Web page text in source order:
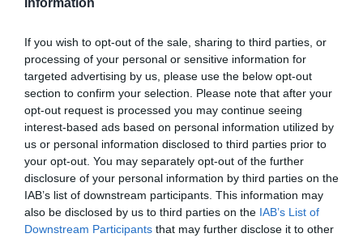
If you wish to opt-out of the sale, sharing to third parties, or
processing of your personal or sensitive information for
targeted advertising by us, please use the below opt-out
section to confirm your selection. Please note that after your
opt-out request is processed you may continue seeing
interest-based ads based on personal information utilized by
us or personal information disclosed to third parties prior to
your opt-out. You may separately opt-out of the further
disclosure of your personal information by third parties on the
IAB’s list of downstream participants. This information may
also be disclosed by us to third parties on the IAB’s List of
Downstream Participants that may further disclose it to other
προφυλάξει ως κόρη οφθαλμού απέναντι σε κινδύνους
που απειλούν την ιστορία των γλωσσών της, την
πολυμορφία της, την πολυδιάστατη αυτή της υπόσταση.
Σήμερα όσο ποτέ λοιπόν, είμαστε υποχρεωμένοι να την
προασπίσουμε αυτή τη δημοκρατική Ευρώπη ως
ελάχιστο φόρο τιμής σε προσωπικότητες όπως ο
Αλέξις ντε Τοκβιλ, ο Τζον Στιούαρτ Μιλ, ο Μαρξ, ο
Πυθέας, ο Καποδίστριας, ο Καντ, ο Καρλομάγνος, ο
Θερβάντες και ο Ντε Γκωλ και τόσοι άλλοι, άνθρωποι
που έβαλαν τα θεμέλια του ευρωπαϊκού οικοδομήματος
που σήμερα απολαμβάνουμε ελεύθερα. Το βιβλίο αυτό